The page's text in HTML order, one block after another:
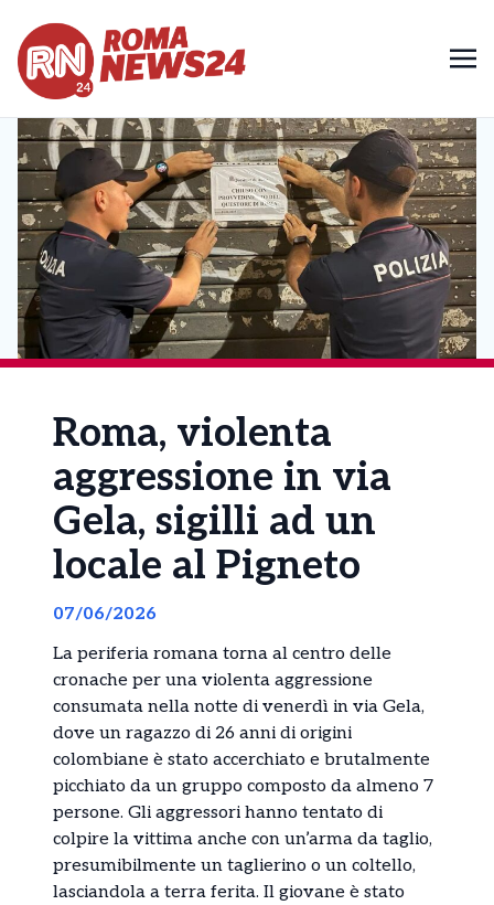
Roma, violenta
aggressione in via
Gela, sigilli ad un
locale al Pigneto
07/06/2026
La periferia romana torna al centro delle
cronache per una violenta aggressione
consumata nella notte di venerdì in via Gela,
dove un ragazzo di 26 anni di origini
colombiane è stato accerchiato e brutalmente
picchiato da un gruppo composto da almeno 7
persone. Gli aggressori hanno tentato di
colpire la vittima anche con un’arma da taglio,
presumibilmente un taglierino o un coltello,
lasciandola a terra ferita. Il giovane è stato